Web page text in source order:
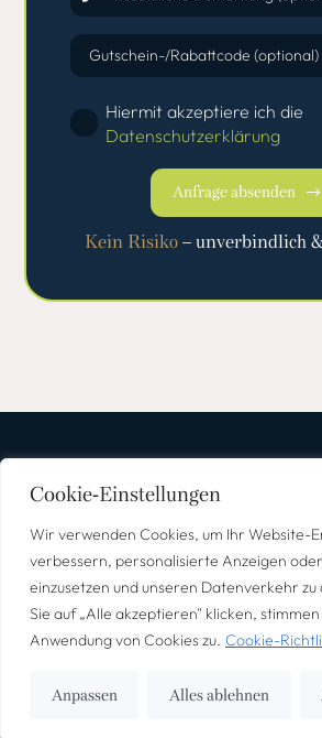
Cookie-Einstellungen
Wir verwenden Cookies, um Ihr Website-
verbessern, personalisierte Anzeigen
einzusetzen und unseren Datenverkehr
Sie auf „Alle akzeptieren" klicken,
Anwendung von Cookies zu. Cookie-
Anpassen Alles ablehnen
Gutschein-/Rabattcode (optional)
Hiermit akzeptiere ich die
Datenschutzerklärung
Anfrage absenden
Kein Risiko– unverbindlich
Kontakt
Impressum
©2025 – Alle Rechte